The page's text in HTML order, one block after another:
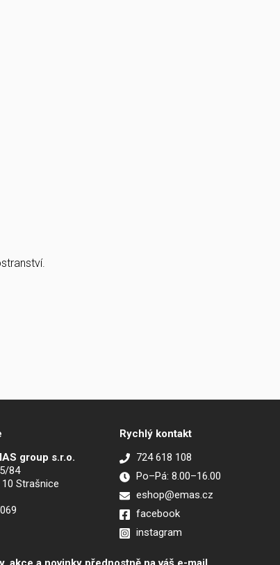
group s.r.o.
84
10 Strašnice
Rychlý kontakt
724 618 108
Po–Pá: 8.00–16.00
eshop@emas.cz
facebook
instagram